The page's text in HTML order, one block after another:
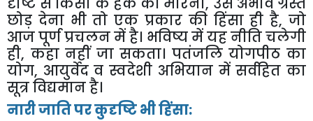
छोड़ देना भी तो एक प्रकार की हिंसा ही है,जो
आज पूर्ण प्रचलन में है। भविष्य में यह नीति चलेगी
ही, कहा नहीं जा सकता। पतंजलि योगपीठ का
योग, आयुर्वेद व स्वदेशी अभियान में सर्वहित का
सूत्र विद्यमान है।
नारी जाति पर कुदृष्टि भी हिंसा: